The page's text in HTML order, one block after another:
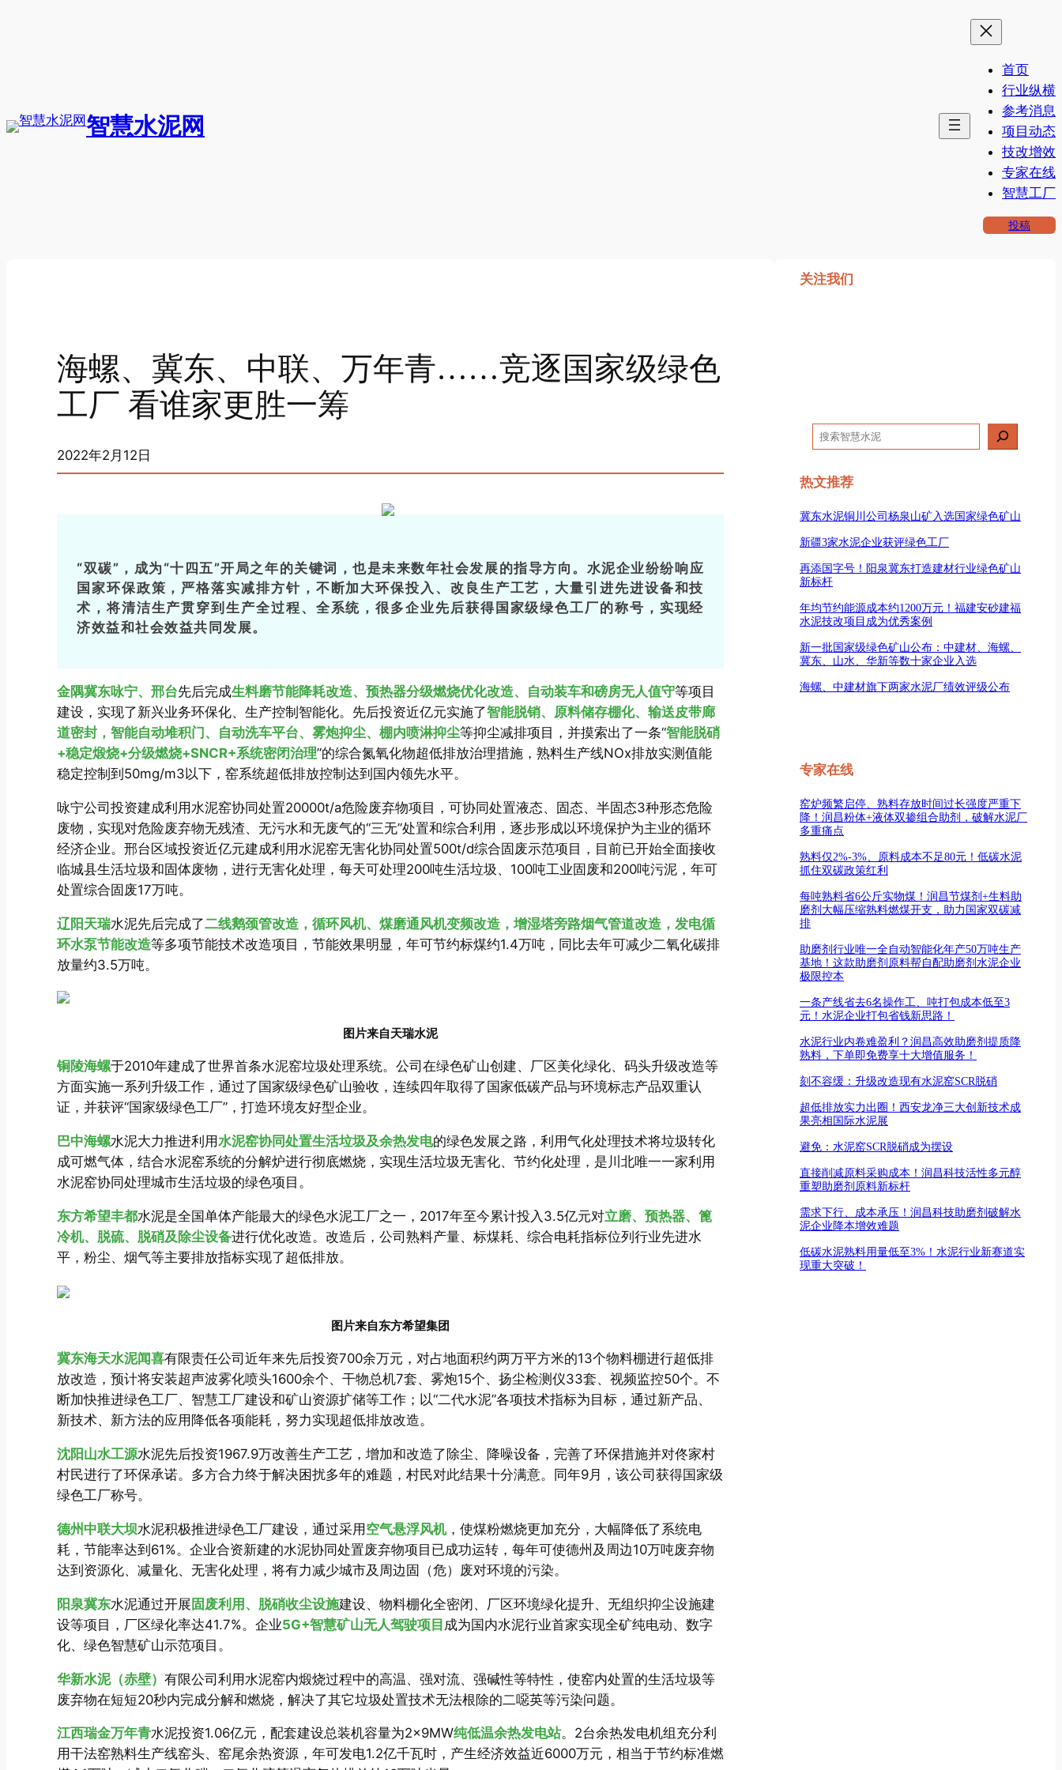
智慧水泥网
首页
行业纵横
参考消息
项目动态
技改增效
专家在线
智慧工厂
投稿
海螺、冀东、中联、万年青……竞逐国家级绿色
工厂 看谁家更胜一筹
2022年2月12日
“双碳”，成为“十四五”开局之年的关键词，也是未来数年社会发展的指导方向。水泥企业纷纷响应
国家环保政策，严格落实减排方针，不断加大环保投入、改良生产工艺，大量引进先进设备和技
术，将清洁生产贯穿到生产全过程、全系统，很多企业先后获得国家级绿色工厂的称号，实现经
济效益和社会效益共同发展。
金隅冀东咏宁、邢台先后完成生料磨节能降耗改造、预热器分级燃烧优化改造、自动装车和磅房无人值守等项目
建设，实现了新兴业务环保化、生产控制智能化。先后投资近亿元实施了智能脱销、原料储存棚化、输送皮带廊
道密封，智能自动堆积门、自动洗车平台、雾炮抑尘、棚内喷淋抑尘等抑尘减排项目，并摸索出了一条“智能脱硝
+稳定煅烧+分级燃烧+SNCR+系统密闭治理”的综合氮氧化物超低排放治理措施，熟料生产线NOx排放实测值能
稳定控制到50mg/m3以下，窑系统超低排放控制达到国内领先水平。
咏宁公司投资建成利用水泥窑协同处置20000t/a危险废弃物项目，可协同处置液态、固态、半固态3种形态危险
废物，实现对危险废弃物无残渣、无污水和无废气的“三无”处置和综合利用，逐步形成以环境保护为主业的循环
经济企业。邢台区域投资近亿元建成利用水泥窑无害化协同处置500t/d综合固废示范项目，目前已开始全面接收
临城县生活垃圾和固体废物，进行无害化处理，每天可处理200吨生活垃圾、100吨工业固废和200吨污泥，年可
处置综合固废17万吨。
辽阳天瑞水泥先后完成了二线鹅颈管改造，循环风机、煤磨通风机变频改造，增湿塔旁路烟气管道改造，发电循
环水泵节能改造等多项节能技术改造项目，节能效果明显，年可节约标煤约1.4万吨，同比去年可减少二氧化碳排
放量约3.5万吨。
图片来自天瑞水泥
铜陵海螺于2010年建成了世界首条水泥窑垃圾处理系统。公司在绿色矿山创建、厂区美化绿化、码头升级改造等
方面实施一系列升级工作，通过了国家级绿色矿山验收，连续四年取得了国家低碳产品与环境标志产品双重认
证，并获评“国家级绿色工厂”，打造环境友好型企业。
巴中海螺水泥大力推进利用水泥窑协同处置生活垃圾及余热发电的绿色发展之路，利用气化处理技术将垃圾转化
成可燃气体，结合水泥窑系统的分解炉进行彻底燃烧，实现生活垃圾无害化、节约化处理，是川北唯一一家利用
水泥窑协同处理城市生活垃圾的绿色项目。
东方希望丰都水泥是全国单体产能最大的绿色水泥工厂之一，2017年至今累计投入3.5亿元对立磨、预热器、篦
冷机、脱硫、脱硝及除尘设备进行优化改造。改造后，公司熟料产量、标煤耗、综合电耗指标位列行业先进水
平，粉尘、烟气等主要排放指标实现了超低排放。
图片来自东方希望集团
冀东海天水泥闻喜有限责任公司近年来先后投资700余万元，对占地面积约两万平方米的13个物料棚进行超低排
放改造，预计将安装超声波雾化喷头1600余个、干物总机7套、雾炮15个、扬尘检测仪33套、视频监控50个。不
断加快推进绿色工厂、智慧工厂建设和矿山资源扩储等工作；以“二代水泥”各项技术指标为目标，通过新产品、
新技术、新方法的应用降低各项能耗，努力实现超低排放改造。
沈阳山水工源水泥先后投资1967.9万改善生产工艺，增加和改造了除尘、降噪设备，完善了环保措施并对佟家村
村民进行了环保承诺。多方合力终于解决困扰多年的难题，村民对此结果十分满意。同年9月，该公司获得国家级
绿色工厂称号。
德州中联大坝水泥积极推进绿色工厂建设，通过采用空气悬浮风机，使煤粉燃烧更加充分，大幅降低了系统电
耗，节能率达到61%。企业合资新建的水泥协同处置废弃物项目已成功运转，每年可使德州及周边10万吨废弃物
达到资源化、减量化、无害化处理，将有力减少城市及周边固（危）废对环境的污染。
阳泉冀东水泥通过开展 固废利用、脱硝收尘设施建设、物料棚化全密闭、厂区环境绿化提升、无组织抑尘设施建
设等项目，厂区绿化率达41.7%。企业5G+智慧矿山无人驾驶项目 成为国内水泥行业首家实现全矿纯电动、数字
化、绿色智慧矿山示范项目。
华新水泥（赤壁） 有限公司利用水泥窑内煅烧过程中的高温、强对流、强碱性等特性，使窑内处置的生活垃圾等
废弃物在短短20秒内完成分解和燃烧，解决了其它垃圾处置技术无法根除的二噁英等污染问题。
江西瑞金万年青水泥投资1.06亿元，配套建设总装机容量为2×9MW纯低温余热发电站。2台余热发电机组充分利
用干法窑熟料生产线窑头、窑尾余热资源，年可发电1.2亿千瓦时，产生经济效益近6000万元，相当于节约标准燃
关注我们
搜
索
热文推荐
冀东水泥铜川公司杨泉山矿入选国家绿色矿山
新疆3家水泥企业获评绿色工厂
再添国字号！阳泉冀东打造建材行业绿色矿山
新标杆
年均节约能源成本约1200万元！福建安砂建福
水泥技改项目成为优秀案例
新一批国家级绿色矿山公布：中建材、海螺、
冀东、山水、华新等数十家企业入选
海螺、中建材旗下两家水泥厂绩效评级公布
专家在线
窑炉频繁启停、熟料存放时间过长强度严重下
降！润昌粉体+液体双掺组合助剂，破解水泥厂
多重痛点
熟料仅2%-3%、原料成本不足80元！低碳水泥
抓住双碳政策红利
每吨熟料省6公斤实物煤！润昌节煤剂+生料助
磨剂大幅压缩熟料燃煤开支，助力国家双碳减
排
助磨剂行业唯一全自动智能化年产50万吨生产
基地！这款助磨剂原料帮自配助磨剂水泥企业
极限控本
一条产线省去6名操作工、吨打包成本低至3
元！水泥企业打包省钱新思路！
水泥行业内卷难盈利？润昌高效助磨剂提质降
熟料，下单即免费享十大增值服务！
刻不容缓：升级改造现有水泥窑SCR脱硝
超低排放实力出圈！西安龙净三大创新技术成
果亮相国际水泥展
避免：水泥窑SCR脱硝成为摆设
直接削减原料采购成本！润昌科技活性多元醇
重塑助磨剂原料新标杆
需求下行、成本承压！润昌科技助磨剂破解水
泥企业降本增效难题
低碳水泥熟料用量低至3%！水泥行业新赛道实
现重大突破！